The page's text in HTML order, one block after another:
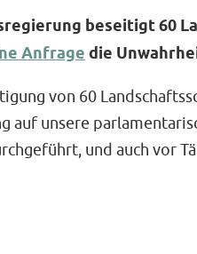
beseitigt 60
Anfragedie
von 60
auf unsere
und auch vor